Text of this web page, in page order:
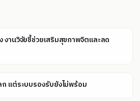
งานวิจัยชี้ช่วยเสริมสุขภาพจิตและลด
แต่ระบบรองรับยังไม่พร้อม